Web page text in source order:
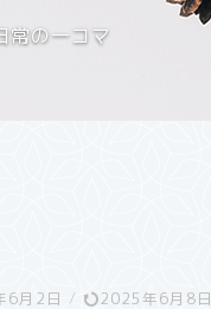
常の一コマ
6月2日 / 2025年6月8日